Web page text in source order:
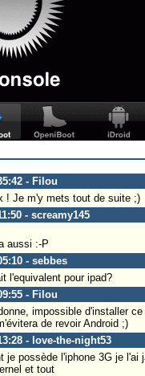
- Filou
! Je m'y mets tout de suite ;)
- screamy145
aussi :-P
- sebbes
l'equivalent pour ipad?
- Filou
impossible d'installer
de revoir Android ;)
- love-the-night53
je possède l'iphone 3G je
et tout